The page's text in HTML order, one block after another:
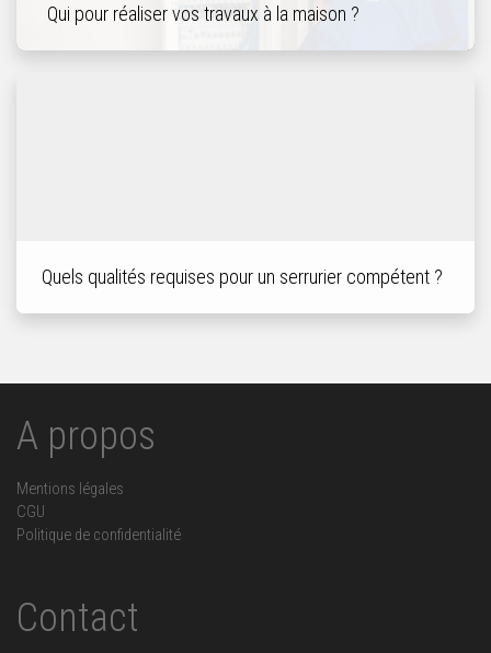
Qui pour réaliser vos travaux à la maison ?
Quels qualités requises pour un serrurier compétent ?
A propos
Mentions légales
CGU
Politique de confidentialité
Contact